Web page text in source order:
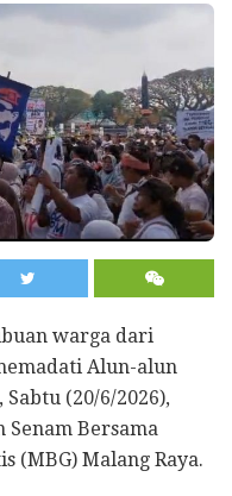
warga dari
Alun-alun
(20/6/2026),
Bersama
(MBG) Malang Raya.